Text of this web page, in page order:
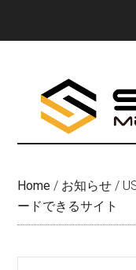
Home / お知らせ /
ードできるサイト